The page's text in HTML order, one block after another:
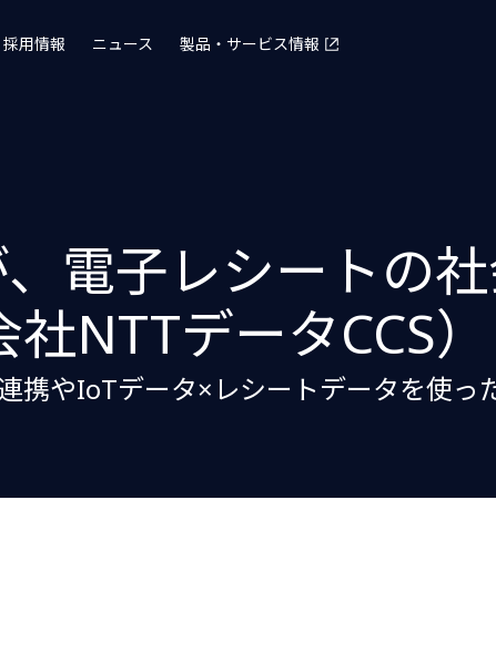
採用情報 ニュース 製品・サービス情報
電子レシートの
NTTデータCCS）
携やIoTデータ×レシートデータを使っ